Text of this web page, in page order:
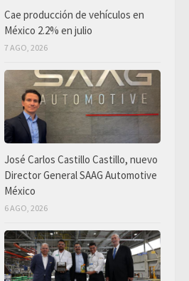
Cae producción de vehículos en
México 2.2% en julio
7 AGO, 2026
José Carlos Castillo Castillo, nuevo
Director General SAAG Automotive
México
6 AGO, 2026